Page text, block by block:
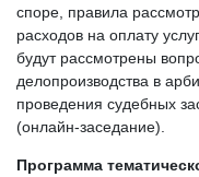
споре, правила
расходов на оплату
будут рассмотрены
делопроизводства в
проведения судебных
(онлайн-заседание).
Программа